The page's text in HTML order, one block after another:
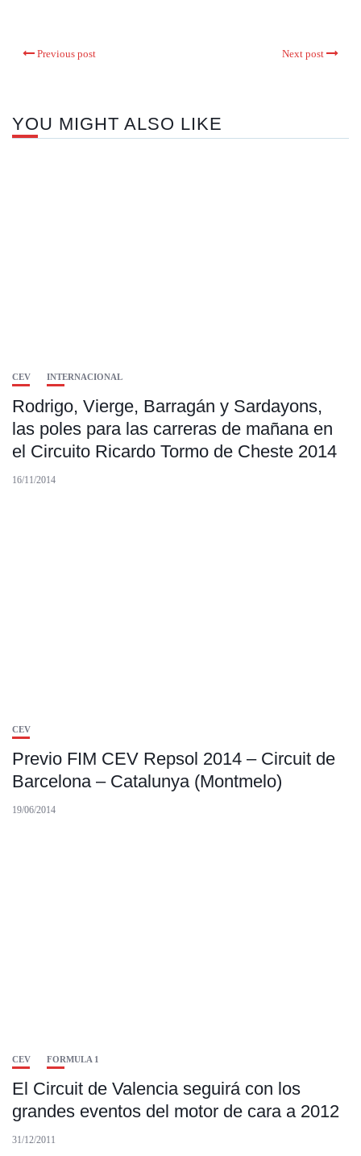
Previous post Next post
YOU MIGHT ALSO LIKE
CEV INTERNACIONAL
Rodrigo, Vierge, Barragán y Sardayons,
las poles para las carreras de mañana en
el Circuito Ricardo Tormo de Cheste 2014
16/11/2014
CEV
Previo FIM CEV Repsol 2014 – Circuit de
Barcelona – Catalunya (Montmelo)
19/06/2014
CEV FORMULA 1
El Circuit de Valencia seguirá con los
grandes eventos del motor de cara a 2012
31/12/2011